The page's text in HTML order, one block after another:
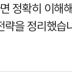
정확히 이해
을 정리했습